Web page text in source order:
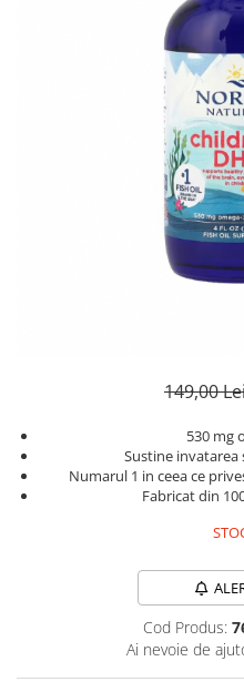
Quicksilver Scientific
Trace Minerals
149,00
530 mg
Sustine invatarea
Numarul 1 in ceea ce
Fabricat din
Cod Produs:
Ai nevoie de